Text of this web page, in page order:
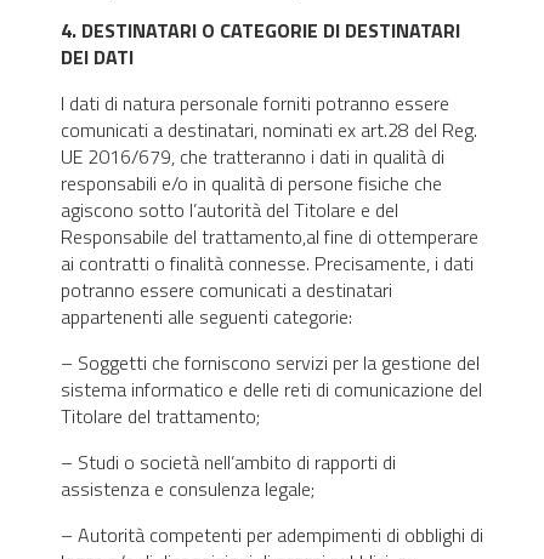
4. DESTINATARI O CATEGORIE DI DESTINATARI
DEI DATI
I dati di natura personale forniti potranno essere
comunicati a destinatari, nominati ex art.28 del Reg.
UE 2016/679, che tratteranno i dati in qualità di
responsabili e/o in qualità di persone fisiche che
agiscono sotto l’autorità del Titolare e del
Responsabile del trattamento,al fine di ottemperare
ai contratti o finalità connesse. Precisamente, i dati
potranno essere comunicati a destinatari
appartenenti alle seguenti categorie:
– Soggetti che forniscono servizi per la gestione del
sistema informatico e delle reti di comunicazione del
Titolare del trattamento;
– Studi o società nell’ambito di rapporti di
assistenza e consulenza legale;
– Autorità competenti per adempimenti di obblighi di